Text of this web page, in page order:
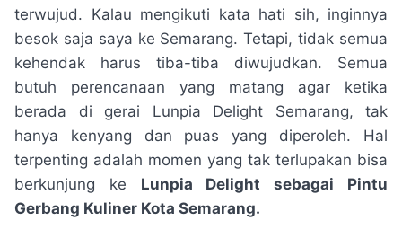
terwujud. Kalau mengikuti kata hati sih, inginnya
besok saja saya ke Semarang. Tetapi, tidak semua
kehendak harus tiba-tiba diwujudkan. Semua
butuh perencanaan yang matang agar ketika
berada di gerai Lunpia Delight Semarang, tak
hanya kenyang dan puas yang diperoleh. Hal
terpenting adalah momen yang tak terlupakan bisa
berkunjung ke Lunpia Delight sebagai Pintu
Gerbang Kuliner Kota Semarang.